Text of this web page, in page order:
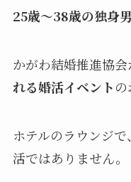
25歳～38歳の独身
かがわ結婚推進協会
れる婚活イベントの
ホテルのラウンジ
活ではありません。